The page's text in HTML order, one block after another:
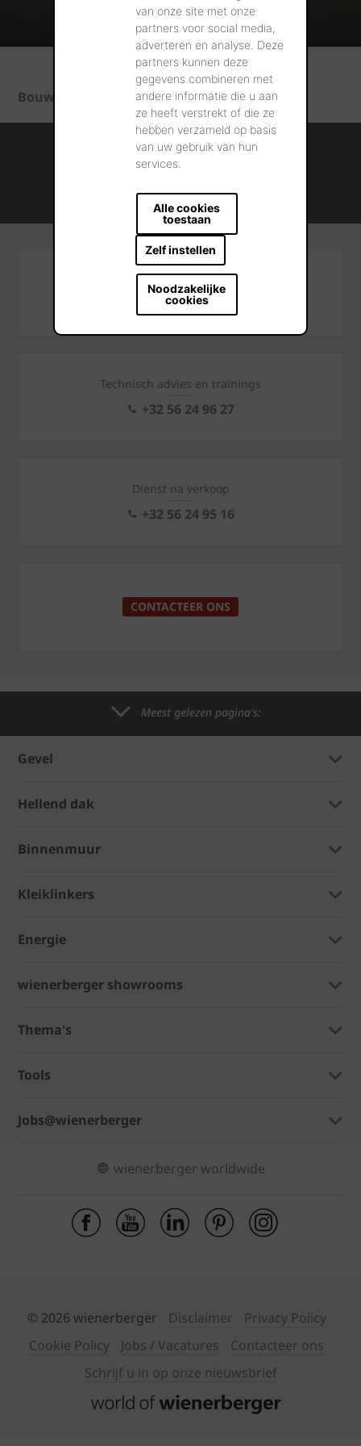
van onze site met onze
partners voor social media,
adverteren en analyse. Deze
partners kunnen deze
gegevens combineren met
andere informatie die u aan
ze heeft verstrekt of die ze
hebben verzameld op basis
van uw gebruik van hun
services.
Alle cookies
toestaan
Zelf instellen
Noodzakelijke
cookies
Bouw- en Verbouwgids
Internationale kennis en ervaring
Professionele naverkoopservice
Duurzame bouwmateriaaloplossingen
Algemeen contact
+32 56 24 96 38
Technisch advies en trainings
+32 56 24 96 27
Dienst na verkoop
+32 56 24 95 16
CONTACTEER ONS
Meest gelezen pagina's:
Gevel
Hellend dak
Binnenmuur
Kleiklinkers
Energie
wienerberger showrooms
Thema's
Tools
Jobs@wienerberger
wienerberger worldwide
© 2026 wienerberger Disclaimer
Privacy Policy
Cookie Policy
Jobs / Vacatures
Contacteer ons
Schrijf u in op onze nieuwsbrief